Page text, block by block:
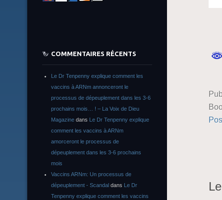
COMMENTAIRES RÉCENTS
Le Dr Tenpenny explique comment les
vaccins à ARNm annonceront le
processus de dépeuplement dans les 3-6
prochains mois… ! – La Voix de Dieu
Magazine dans Le Dr Tenpenny explique
comment les vaccins à ARNm
amorceront le processus de
dépeuplement dans les 3-6 prochains
mois
Vaccins ARNm: Un processus de
dépeuplement - Scandal dans Le Dr
Tenpenny explique comment les vaccins